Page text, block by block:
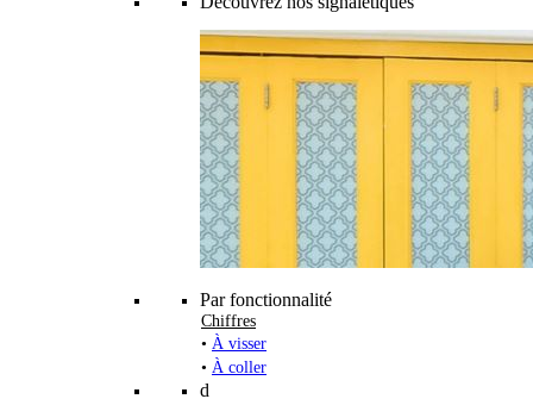
Par fonctionnalité
Chiffres
• À visser
• À coller
d